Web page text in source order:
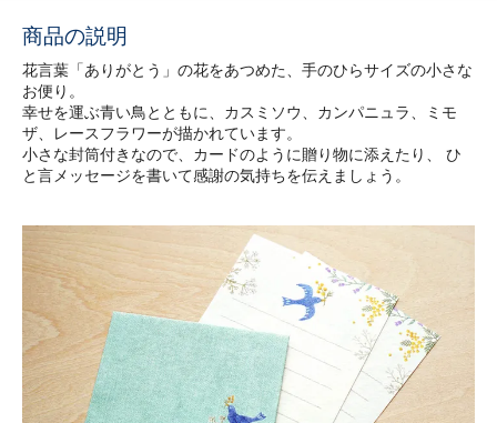
商品の説明
花言葉「ありがとう」の花をあつめた、手のひらサイズの小さな
お便り。
幸せを運ぶ青い鳥とともに、カスミソウ、カンパニュラ、ミモ
ザ、レースフラワーが描かれています。
小さな封筒付きなので、カードのように贈り物に添えたり、 ひ
と言メッセージを書いて感謝の気持ちを伝えましょう。